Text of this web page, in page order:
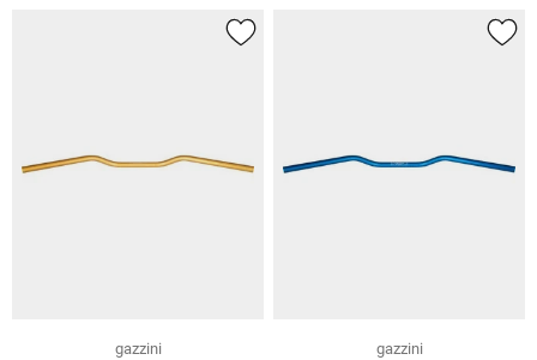
gazzini
gazzini